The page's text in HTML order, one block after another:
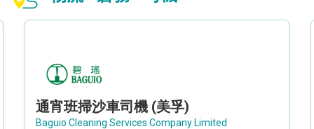
通宵班掃沙車司機 (美孚)
Baguio Cleaning Services Company Limited